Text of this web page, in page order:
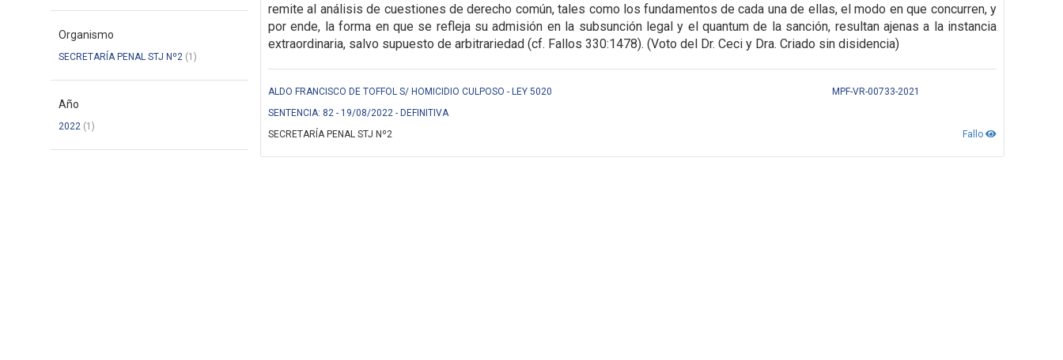
Organismo
SECRETARÍA PENAL STJ Nº2 (1)
Año
2022 (1)
remite al análisis de cuestiones de derecho común, tales como los fundamentos de cada una de ellas, el modo en que concurren, y
por ende, la forma en que se refleja su admisión en la subsunción legal y el quantum de la sanción, resultan ajenas a la instancia
extraordinaria, salvo supuesto de arbitrariedad (cf. Fallos 330:1478). (Voto del Dr. Ceci y Dra. Criado sin disidencia)
ALDO FRANCISCO DE TOFFOL S/ HOMICIDIO CULPOSO - LEY 5020
MPF-VR-00733-2021
SENTENCIA: 82 - 19/08/2022 - DEFINITIVA
Fallo
SECRETARÍA PENAL STJ Nº2